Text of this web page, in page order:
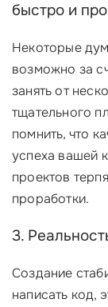
быстро и
Некоторые
возможно за
занять от
тщательного
помнить, что
успеха вашей
проектов
проработки.
3.
Создание
написать код,